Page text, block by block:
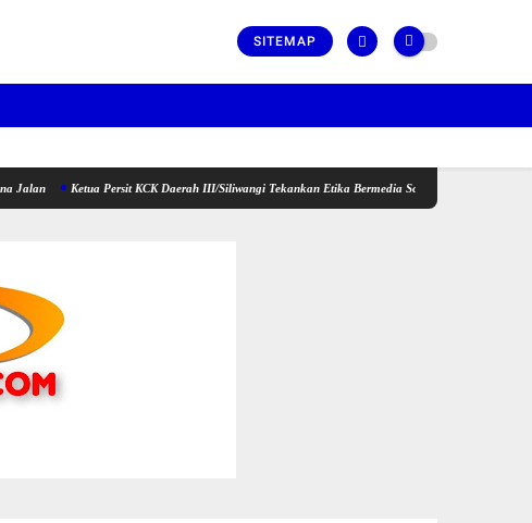
SITEMAP
Ketua Persit KCK Daerah III/Siliwangi Tekankan Etika Bermedia Sosial dan Penguatan Peran